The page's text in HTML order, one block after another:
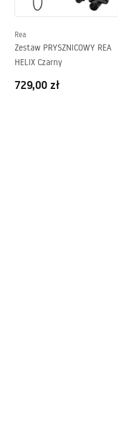
Gwarancja
Powłoka Easy Clean
Rea
Zestaw PRYSZNICOWY REA
HELIX Czarny
729,00 zł